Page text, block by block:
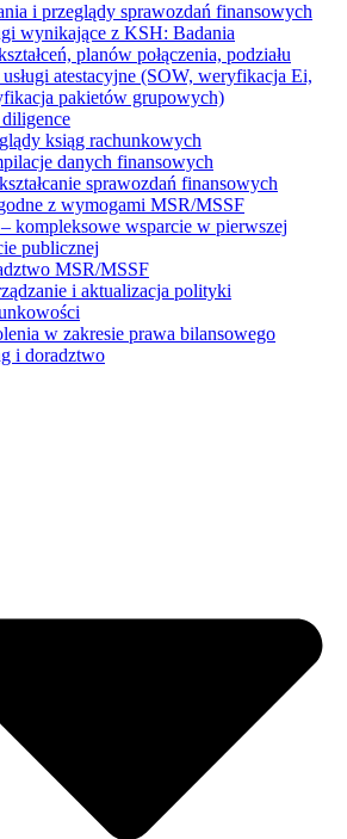
i przeglądy sprawozdań finansowych
wynikające z KSH: Badania
planów połączenia, podziału
atestacyjne (SOW, weryfikacja Ei,
pakietów grupowych)
ksiąg rachunkowych
danych finansowych
sprawozdań finansowych
z wymogami MSR/MSSF
kompleksowe wsparcie w pierwszej
publicznej
MSR/MSSF
i aktualizacja polityki
w zakresie prawa bilansowego
i doradztwo